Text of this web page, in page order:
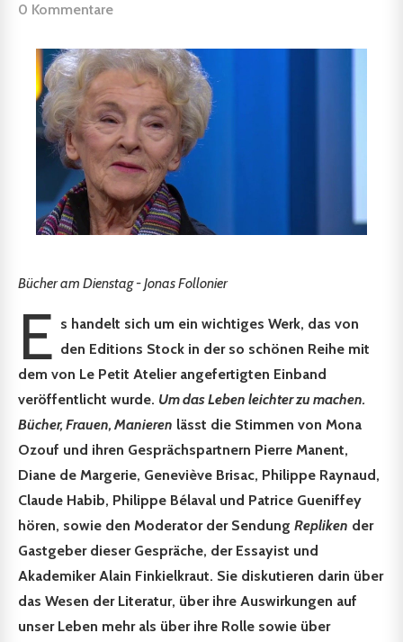
0 Kommentare
Bücher am Dienstag - Jonas Follonier
E s handelt sich um ein wichtiges Werk, das von
den Editions Stock in der so schönen Reihe mit
dem von Le Petit Atelier angefertigten Einband
veröffentlicht wurde. Um das Leben leichter zu machen.
Bücher, Frauen, Manieren lässt die Stimmen von Mona
Ozouf und ihren Gesprächspartnern Pierre Manent,
Diane de Margerie, Geneviève Brisac, Philippe Raynaud,
Claude Habib, Philippe Bélaval und Patrice Gueniffey
hören, sowie den Moderator der Sendung Repliken der
Gastgeber dieser Gespräche, der Essayist und
Akademiker Alain Finkielkraut. Sie diskutieren darin über
das Wesen der Literatur, über ihre Auswirkungen auf
unser Leben mehr als über ihre Rolle sowie über